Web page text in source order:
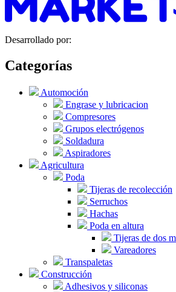
Desarrollado por:
Categorías
Automoción
Engrase y lubricacion
Compresores
Grupos electrógenos
Soldadura
Aspiradores
Agricultura
Poda
Tijeras de recolección
Serruchos
Hachas
Poda en altura
Tijeras de dos
Vareadores
Transpaletas
Construcción
Adhesivos y siliconas